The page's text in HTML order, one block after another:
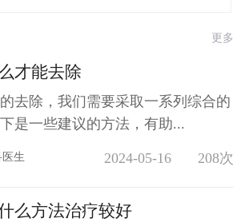
更多
才能去除
去除，我们需要采取一系列综合的
是一些建议的方法，有助...
医生 2024-05-16 208次
么方法治疗较好